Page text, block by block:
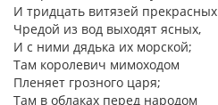
И тридцать витязей прекрасных
Чредой из вод выходят ясных,
И с ними дядька их морской;
Там королевич мимоходом
Пленяет грозного царя;
Там в облаках перед народом